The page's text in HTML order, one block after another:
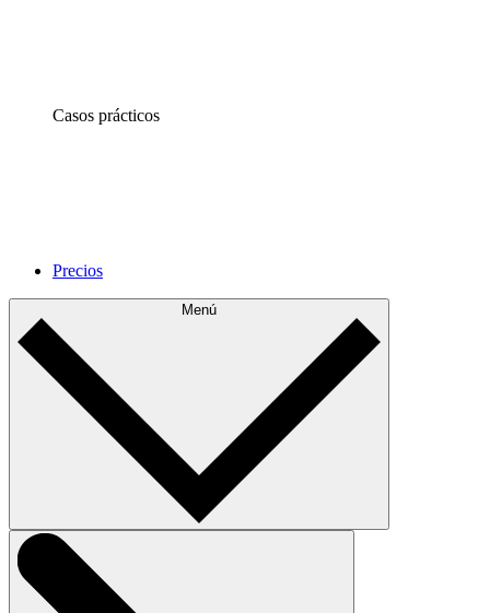
Casos prácticos
Precios
Menú